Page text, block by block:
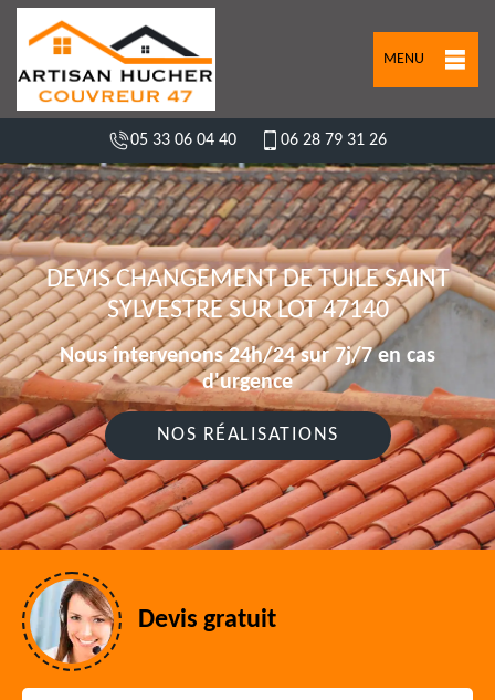
MENU
05 33 06 04 40 06 28 79 31 26
DEVIS CHANGEMENT DE TUILE SAINT
SYLVESTRE SUR LOT 47140
Nous intervenons 24h/24 sur 7j/7 en cas
d'urgence
NOS RÉALISATIONS
Devis gratuit